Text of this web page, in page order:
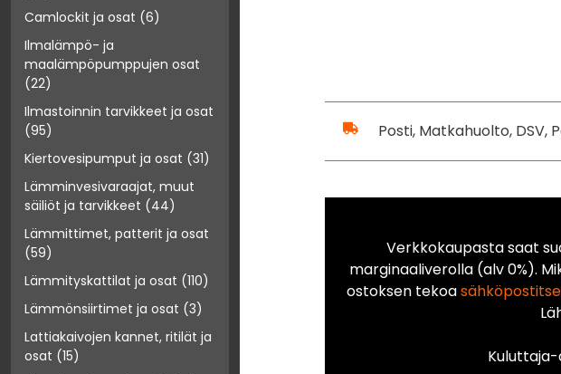
Camlockit ja osat (6)
Ilmalämpö- ja
maalämpöpumppujen osat
(22)
Ilmastoinnin tarvikkeet ja osat
(95)
Kiertovesipumput ja osat (31)
Lämminvesivaraajat, muut
säiliöt ja tarvikkeet (44)
Lämmittimet, patterit ja osat
(59)
Lämmityskattilat ja osat (110)
Lämmönsiirtimet ja osat (3)
Lattiakaivojen kannet, ritilät ja
osat (15)
Posti, Matkahuolto, DSV,
Verkkokaupasta saat
marginaaliverolla (alv 0%).
ostoksen tekoasähköpostitse